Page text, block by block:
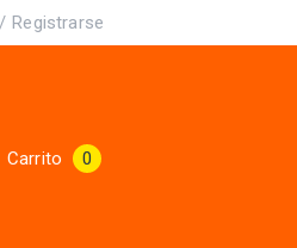
/ Registrarse
Carrito 0